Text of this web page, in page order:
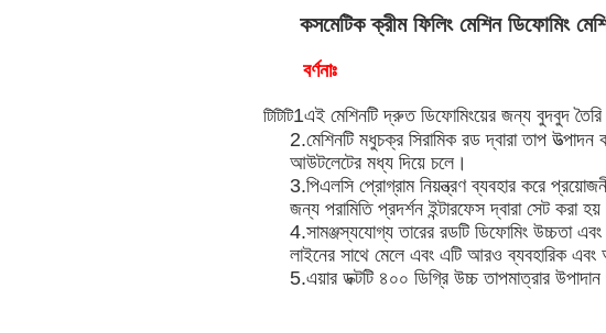
কসমেটিক ক্রীম ফিলিং মেশিন ডিফোমিং
বর্ণনাঃ
টিটিটি1এই মেশিনটি দ্রুত ডিফোমিংয়ের জন্য বুদবুদ
2.মেশিনটি মধুচক্র সিরামিক রড দ্বারা তাপ
আউটলেটের মধ্য দিয়ে চলে।
3.পিএলসি প্রোগ্রাম নিয়ন্ত্রণ ব্যবহার করে
জন্য পরামিতি প্রদর্শন ইন্টারফেস দ্বারা সেট করা হয়
4.সামঞ্জস্যযোগ্য তারের রডটি ডিফোমিং উচ্চতা
লাইনের সাথে মেলে এবং এটি আরও ব্যবহারিক
5.এয়ার ডক্টটি ৪০০ ডিগ্রি উচ্চ তাপমাত্রার উপাদান